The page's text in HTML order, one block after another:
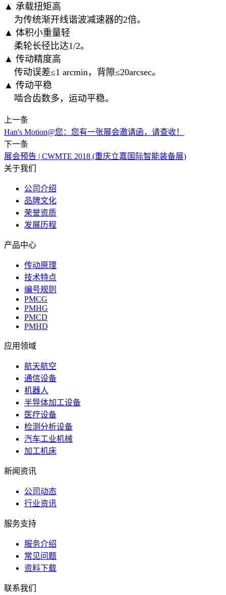
▲ 承载扭矩高
为传统渐开线谐波减速器的2倍。
▲ 体积小重量轻
柔轮长径比达1/2。
▲ 传动精度高
传动误差≤1 arcmin，背隙≤20arcsec。
▲ 传动平稳
啮合齿数多，运动平稳。
上一条
Han's Motion@您：您有一张展会邀请函，请查收！
下一条
展会预告 | CWMTE 2018 (重庆立嘉国际智能装备展)
关于我们
公司介绍
品牌文化
荣誉资质
发展历程
产品中心
传动原理
技术特点
编号规则
PMCG
PMHG
PMCD
PMHD
应用领域
航天航空
通信设备
机器人
半导体加工设备
医疗设备
检测分析设备
汽车工业机械
加工机床
新闻资讯
公司动态
行业资讯
服务支持
服务介绍
常见问题
资料下载
联系我们